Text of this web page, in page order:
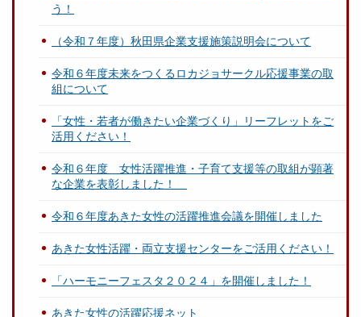
う！
（令和７年度）秋田県企業支援施策説明会について
令和６年度未来をつくるロカジョサークル応援事業の取
組について
「女性・若者が働きたい企業づくり」リーフレットをご
活用ください！
令和６年度 女性活躍推進・子育て支援等の取組が顕著
な企業を表彰しました！
令和６年度あきた女性の活躍推進会議を開催しました
あきた女性活躍・両立支援センターをご活用ください！
「ハーモニーフェスタ２０２４」を開催しました！
あきた女性の活躍応援ネット